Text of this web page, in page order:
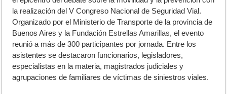
la realización del V Congreso Nacional de Seguridad Vial.
Organizado por el Ministerio de Transporte de la provincia de
Buenos Aires y la Fundación Estrellas Amarillas, el evento
reunió a más de 300 participantes por jornada. Entre los
asistentes se destacaron funcionarios, legisladores,
especialistas en la materia, magistrados judiciales y
agrupaciones de familiares de víctimas de siniestros viales.